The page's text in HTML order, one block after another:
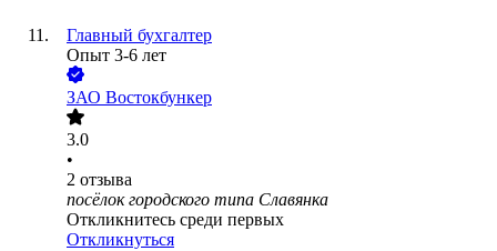
Главный бухгалтер
Опыт 3-6 лет
ЗАО Востокбункер
3.0
•
2 отзыва
посёлок городского типа Славянка
Откликнитесь среди первых
Откликнуться